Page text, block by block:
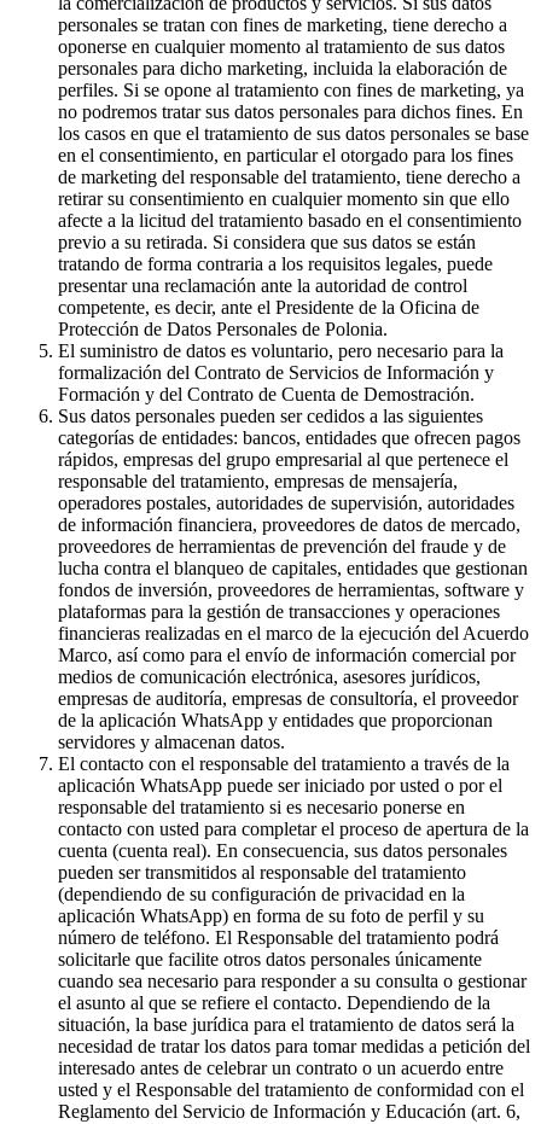
personales se tratan con fines de marketing, tiene derecho a
oponerse en cualquier momento al tratamiento de sus datos
personales para dicho marketing, incluida la elaboración de
perfiles. Si se opone al tratamiento con fines de marketing, ya
no podremos tratar sus datos personales para dichos fines. En
los casos en que el tratamiento de sus datos personales se base
en el consentimiento, en particular el otorgado para los fines
de marketing del responsable del tratamiento, tiene derecho a
retirar su consentimiento en cualquier momento sin que ello
afecte a la licitud del tratamiento basado en el consentimiento
previo a su retirada. Si considera que sus datos se están
tratando de forma contraria a los requisitos legales, puede
presentar una reclamación ante la autoridad de control
competente, es decir, ante el Presidente de la Oficina de
Protección de Datos Personales de Polonia.
El suministro de datos es voluntario, pero necesario para la
formalización del Contrato de Servicios de Información y
Formación y del Contrato de Cuenta de Demostración.
Sus datos personales pueden ser cedidos a las siguientes
categorías de entidades: bancos, entidades que ofrecen pagos
rápidos, empresas del grupo empresarial al que pertenece el
responsable del tratamiento, empresas de mensajería,
operadores postales, autoridades de supervisión, autoridades
de información financiera, proveedores de datos de mercado,
proveedores de herramientas de prevención del fraude y de
lucha contra el blanqueo de capitales, entidades que gestionan
fondos de inversión, proveedores de herramientas, software y
plataformas para la gestión de transacciones y operaciones
financieras realizadas en el marco de la ejecución del Acuerdo
Marco, así como para el envío de información comercial por
medios de comunicación electrónica, asesores jurídicos,
empresas de auditoría, empresas de consultoría, el proveedor
de la aplicación WhatsApp y entidades que proporcionan
servidores y almacenan datos.
El contacto con el responsable del tratamiento a través de la
aplicación WhatsApp puede ser iniciado por usted o por el
responsable del tratamiento si es necesario ponerse en
contacto con usted para completar el proceso de apertura de la
cuenta (cuenta real). En consecuencia, sus datos personales
pueden ser transmitidos al responsable del tratamiento
(dependiendo de su configuración de privacidad en la
aplicación WhatsApp) en forma de su foto de perfil y su
número de teléfono. El Responsable del tratamiento podrá
solicitarle que facilite otros datos personales únicamente
cuando sea necesario para responder a su consulta o gestionar
el asunto al que se refiere el contacto. Dependiendo de la
situación, la base jurídica para el tratamiento de datos será la
necesidad de tratar los datos para tomar medidas a petición del
interesado antes de celebrar un contrato o un acuerdo entre
usted y el Responsable del tratamiento de conformidad con el
Reglamento del Servicio de Información y Educación (art. 6,